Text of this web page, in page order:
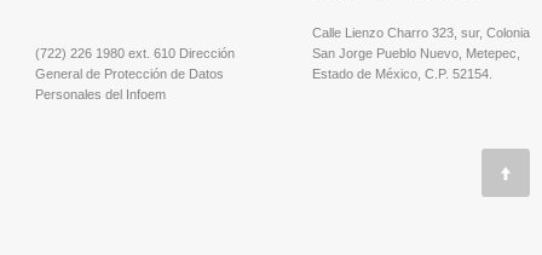
(722) 226 1980 ext. 610 Dirección
General de Protección de Datos
Personales del Infoem
Calle Lienzo Charro 323, sur, Colonia
San Jorge Pueblo Nuevo, Metepec,
Estado de México, C.P. 52154.